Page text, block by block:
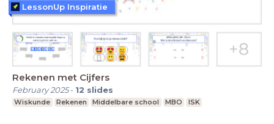
Rekenen met Cijfers
February 2025- 12 slides
Wiskunde Rekenen Middelbare school MBO ISK
LessonUp Inspiratie